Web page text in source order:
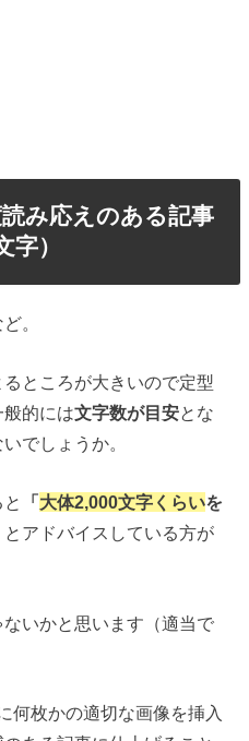
み応えのある記事
）
。
ところが大きいので定型
般的には文字数が目安とな
でしょうか。
「大体2,000文字くらいを
とアドバイスしている方が
いかと思います（適当で
何枚かの適切な画像を挿入